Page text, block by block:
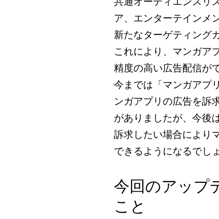
ア、エンターテインメ
新たなターゲティング
これにより、マンガア
精度の高い広告配信が
今までは「マンガアプ
ンガアプリの広告を訴
がありましたが、今後
訴求したい場合により
できるようになるでし
今回のアップ
こと